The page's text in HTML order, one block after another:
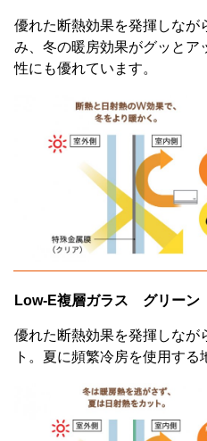
優れた断熱効果を発揮しなが
み、冬の暖房効果がグッとア
性にも優れています。
Low-E複層ガラス グリーン
優れた断熱効果を発揮しなが
ト。夏に頻繁冷房を使用する